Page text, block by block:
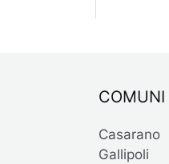
COMUNI
Casarano
Gallipoli